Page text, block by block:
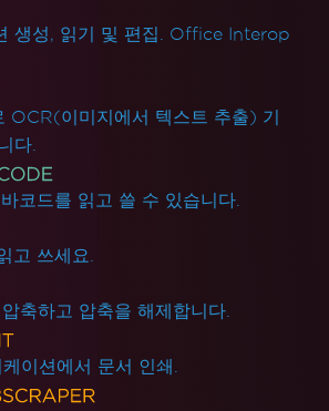
생성, 읽기 및 편집. Office Interop
OCR(이미지에서 텍스트 추출) 기
다.
코드를 읽고 쓸 수 있습니다.
고 쓰세요.
축하고 압축을 해제합니다.
이션에서 문서 인쇄.